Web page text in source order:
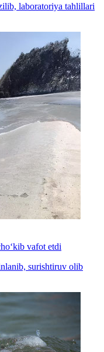
laboratoriya tahlillari
vafot etdi
surishtiruv olib